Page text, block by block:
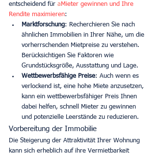
entscheidend für a Mieter gewinnen und Ihre
Rendite maximieren:
Marktforschung: Recherchieren Sie nach
ähnlichen Immobilien in Ihrer Nähe, um die
vorherrschenden Mietpreise zu verstehen.
Berücksichtigen Sie Faktoren wie
Grundstücksgröße, Ausstattung und Lage.
Wettbewerbsfähige Preise: Auch wenn es
verlockend ist, eine hohe Miete anzusetzen,
kann ein wettbewerbsfähiger Preis Ihnen
dabei helfen, schnell Mieter zu gewinnen
und potenzielle Leerstände zu reduzieren.
Vorbereitung der Immobilie
Die Steigerung der Attraktivität Ihrer Wohnung
kann sich erheblich auf ihre Vermietbarkeit